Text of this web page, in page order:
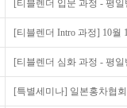
[티블렌더 입문 과정 - 평
[티블렌더 Intro 과정] 10월
[티블렌더 심화 과정 - 평
[특별세미나] 일본홍차협